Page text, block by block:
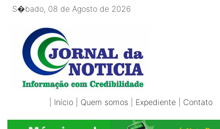
S�bado, 08 de Agosto de 2026
Início Quem somos Expediente Contato